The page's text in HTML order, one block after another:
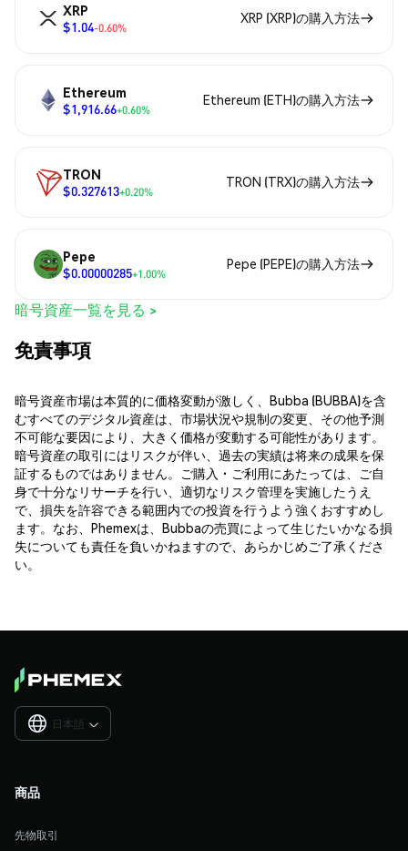
XRP
$1.04-0.60%
XRP (XRP)の購入方法
Ethereum
$1,916.66+0.60%
Ethereum (ETH)の購入方法
TRON
$0.327613+0.20%
TRON (TRX)の購入方法
Pepe
$0.00000285+1.00%
Pepe (PEPE)の購入方法
暗号資産一覧を見る >
免責事項
暗号資産市場は本質的に価格変動が激しく、Bubba (BUBBA)を含
むすべてのデジタル資産は、市場状況や規制の変更、その他予測
不可能な要因により、大きく価格が変動する可能性があります。
暗号資産の取引にはリスクが伴い、過去の実績は将来の成果を保
証するものではありません。ご購入・ご利用にあたっては、ご自
身で十分なリサーチを行い、適切なリスク管理を実施したうえ
で、損失を許容できる範囲内での投資を行うよう強くおすすめし
ます。なお、Phemexは、Bubbaの売買によって生じたいかなる損
失についても責任を負いかねますので、あらかじめご了承くださ
い。
日本語 
商品
先物取引